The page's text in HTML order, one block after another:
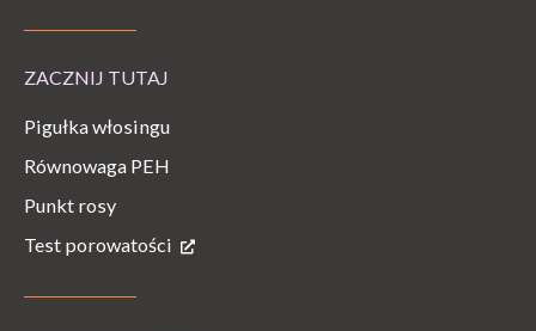
ZACZNIJ TUTAJ
Pigułka włosingu
Równowaga PEH
Punkt rosy
Test porowatości